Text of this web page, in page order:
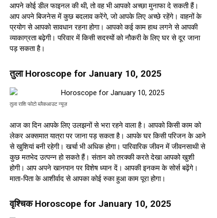
आपने कोई डील फाइनल की थी, तो वह भी आपको अच्छा मुनाफा दे सकती हैं।
आप अपने बिजनेस में कुछ बदलाव करेंगे, जो आपके लिए अच्छे रहेंगे। वाहनों के
प्रयोग से आपको सावधान रहना होगा। आपको कई काम हाथ लगने से आपकी
व्याकाग्रता बढ़ेगी। परिवार में किसी सदस्यों को नौकरी के लिए घर से दूर जाना
पड़ सकता है।
तुला Horoscope for January 10, 2025
तुला राशि फोटो ब्लैकआउट न्यूज़
आज का दिन आपके लिए उलझनों से भरा रहने वाला है। आपको किसी काम को
लेकर अक्समात यात्रा पर जाना पड़ सकता है। आपके घर किसी परिजन के आने
से खुशियां बनी रहेगी। खर्चा भी अधिक होगा। पारिवारिक जीवन में जीवनसाथी से
कुछ मतभेद उत्पन्न हो सकते हैं। संतान को तरक्की करते देखा आपको खुशी
होगी। आप अपने खानपान पर विशेष ध्यान दें। आपकी इनकम के सोर्स बढ़ेंगे।
माता-पिता के आशीर्वाद से आपका कोई रुका हुआ काम पूरा होगा।
वृश्चिक Horoscope for January 10, 2025